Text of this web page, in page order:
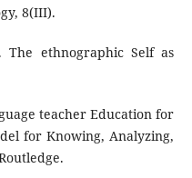
8(III).
The ethnographic Self as
teacher Education for
for Knowing, Analyzing,